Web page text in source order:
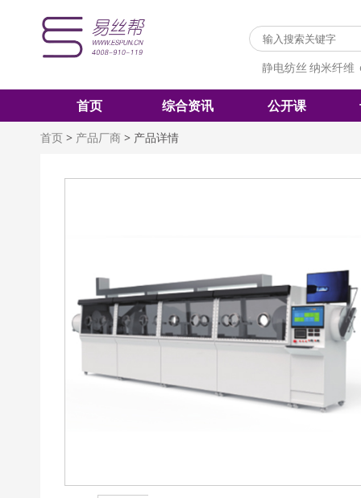
静电纺丝 纳米纤维
首页 综合资讯 公开课
首页 > 产品厂商 > 产品详情